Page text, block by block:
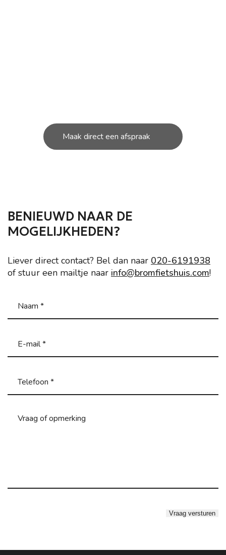
Maak direct een afspraak
BENIEUWD NAAR DE
MOGELIJKHEDEN?
Liever direct contact? Bel dan naar 020-6191938
of stuur een mailtje naar info@bromfietshuis.com!